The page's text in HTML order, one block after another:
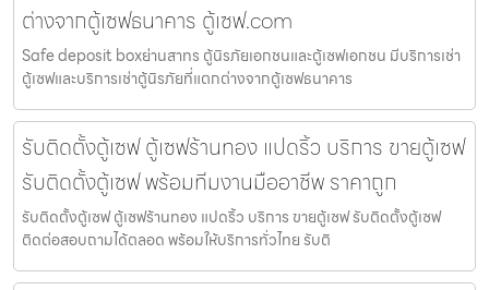
ต่างจากตู้เซฟธนาคาร ตู้เซฟ.com
Safe deposit boxย่านสาทร ตู้นิรภัยเอกชนและตู้เซฟเอกชน มีบริการเช่า
ตู้เซฟและบริการเช่าตู้นิรภัยที่แตกต่างจากตู้เซฟธนาคาร
รับติดตั้งตู้เซฟ ตู้เซฟร้านทอง แปดริ้ว บริการ ขายตู้เซฟ
รับติดตั้งตู้เซฟ พร้อมทีมงานมืออาชีพ ราคาถูก
รับติดตั้งตู้เซฟ ตู้เซฟร้านทอง แปดริ้ว บริการ ขายตู้เซฟ รับติดตั้งตู้เซฟ
ติดต่อสอบถามได้ตลอด พร้อมให้บริการทั่วไทย รับติ